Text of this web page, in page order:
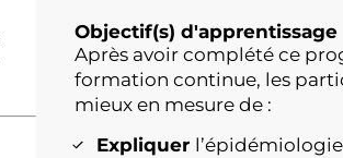
Objectif(s) d'apprentissage
Après avoir complété ce
formation continue, les
mieux en mesure de :
Expliquer